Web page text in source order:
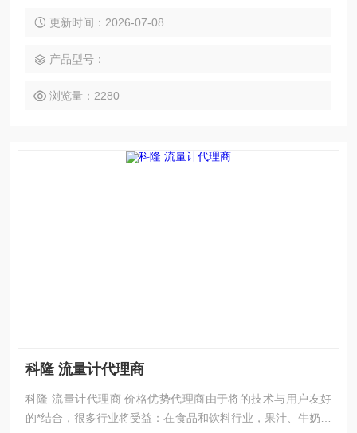
更新时间：2026-07-08
产品型号：
浏览量：2280
科隆 流量计代理商
科隆 流量计代理商 价格优势代理商由于将的技术与用户友好
的*结合，很多行业将受益：在食品和饮料行业，果汁、牛奶和